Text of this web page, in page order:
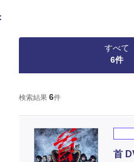
すべて
6件
検索結果 6件
首